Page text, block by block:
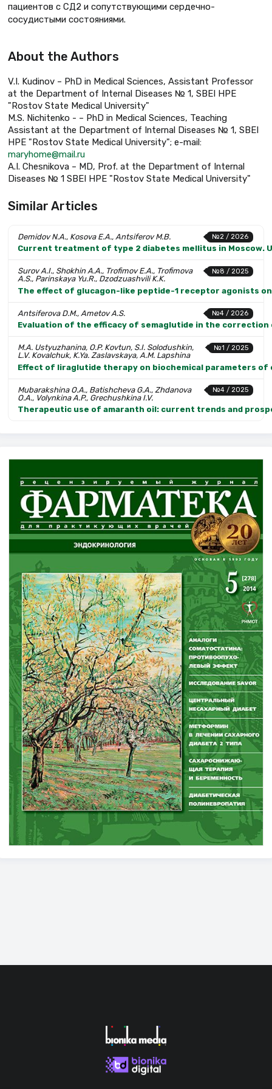
пациентов с СД2 и сопутствующими сердечно-
сосудистыми состояниями.
About the Authors
V.I. Kudinov – PhD in Medical Sciences, Assistant Professor
at the Department of Internal Diseases № 1, SBEI HPE
"Rostov State Medical University"
M.S. Nichitenko - – PhD in Medical Sciences, Teaching
Assistant at the Department of Internal Diseases № 1, SBEI
HPE "Rostov State Medical University"; e-mail:
maryhome@mail.ru
A.I. Chesnikova – MD, Prof. at the Department of Internal
Diseases № 1 SBEI HPE "Rostov State Medical University"
Similar Articles
№2 / 2026
Demidov N.A., Kosova E.A., Antsiferov M.B.
Current treatment of type 2 diabetes mellitus in Moscow.
№8 / 2025
Surov A.I., Shokhin A.A., Trofimov E.A., Trofimova
A.S., Parinskaya Yu.R., Dzodzuashvili K.K.
The effect of glucagon-like peptide-1 receptor agonists
№4 / 2026
Antsiferova D.M., Ametov A.S.
Evaluation of the efficacy of semaglutide in the
№1 / 2025
M.A. Ustyuzhanina, O.P. Kovtun, S.I. Solodushkin,
L.V. Kovalchuk, K.Ya. Zaslavskaya, A.M. Lapshina
Effect of liraglutide therapy on biochemical parameters
№4 / 2025
Mubarakshina O.A., Batishcheva G.A., Zhdanova
O.A., Volynkina A.P., Grechushkina I.V.
Therapeutic use of amaranth oil: current trends and